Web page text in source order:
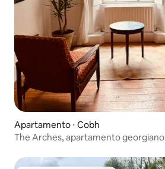
Apartamento ⋅ Cobh
The Arches, apartamento georgiano